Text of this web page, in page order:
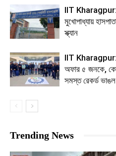
IIT Kharagpur:
মুখোপাধ্যায়
স্ক্যান
IIT Kharagpur:
অফার ৫ জনকে,
সমস্ত রেকর্ড
Trending News